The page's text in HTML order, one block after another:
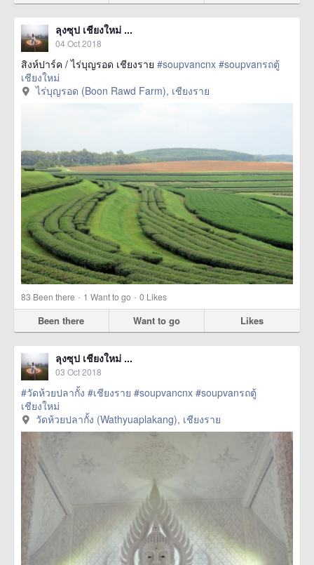
ลุงซุป เชียงใหม่ ...
04 Oct 2018
สิงห์ปาร์ค / ไร่บุญรอด เชียงราย #soupvancnx #soupvanรถตู้
เชียงใหม่
ไร่บุญรอด (Boon Rawd Farm), เชียงราย
83 Been there · 1 Want to go · 0 Likes
Been there Want to go Likes
ลุงซุป เชียงใหม่ ...
03 Oct 2018
#วัดห้วยปลากั้ง #เชียงราย #soupvancnx #soupvanรถตู้
เชียงใหม่
วัดห้วยปลากั้ง (Wathyuaplakang), เชียงราย